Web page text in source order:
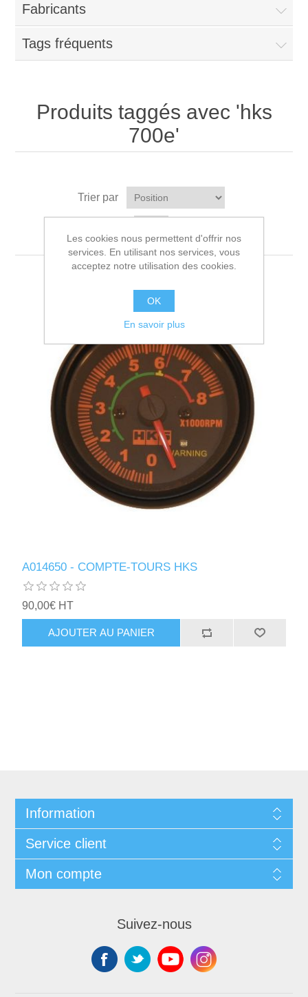
Fabricants
Tags fréquents
Produits taggés avec 'hks
700e'
Trier par
A014650 - COMPTE-TOURS HKS
90,00€ HT
AJOUTER AU PANIER
Information
Service client
Mon compte
Suivez-nous
Les cookies nous permettent d'offrir nos
services. En utilisant nos services, vous
acceptez notre utilisation des cookies.
OK
En savoir plus